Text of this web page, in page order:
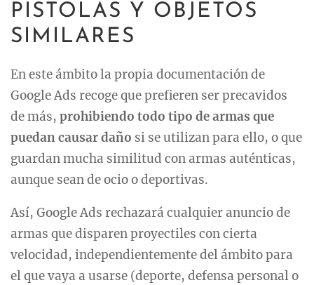
PISTOLAS Y OBJETOS
SIMILARES
En este ámbito la propia documentación de
Google Ads recoge que prefieren ser precavidos
de más, prohibiendo todo tipo de armas que
puedan causar daño si se utilizan para ello, o que
guardan mucha similitud con armas auténticas,
aunque sean de ocio o deportivas.
Así, Google Ads rechazará cualquier anuncio de
armas que disparen proyectiles con cierta
velocidad, independientemente del ámbito para
el que vaya a usarse (deporte, defensa personal o